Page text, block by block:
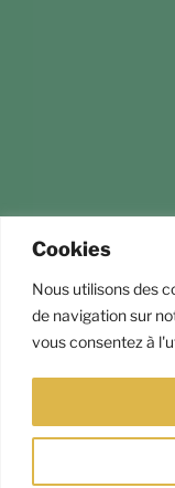
Cookies
Nous utilisons des
de navigation sur
vous consentez à
Fièrement